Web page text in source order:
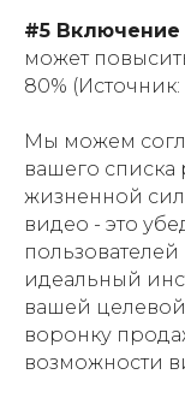
#5 Включение
может
80%
Мы можем
вашего списка
жизненной
видео - это
идеальный
вашей
воронку
возможности